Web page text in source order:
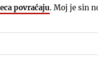
povraćaju. Moj je sin